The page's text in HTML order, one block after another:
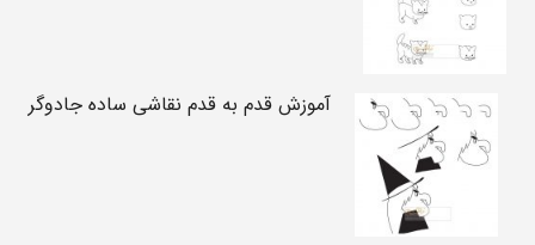
آموزش قدم به قدم نقاشی ساده جادوگر